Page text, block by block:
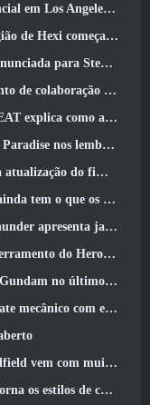
Capitais: Lançamento de origem
os ventos se encontram hoje
ARPG Crystalfall
One-Punch Man
e tanques trabalham juntos
sobreviver ao apocalipse zumbi
do abismo de Lost Ark
tempo que é uma experiência única
jatos Rank IX
Highguard gratuito
evento de crossover
eventos de aniversário
muitas otimizações
MMORPG mais fáceis de aprender